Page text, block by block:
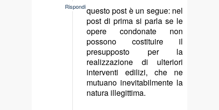
questo post è un segue: nel
post di prima si parla se le
opere condonate non
possono costituire il
presupposto per la
realizzazione di ulteriori
interventi edilizi, che ne
mutuano inevitabilmente la
natura illegittima.
Rispondi